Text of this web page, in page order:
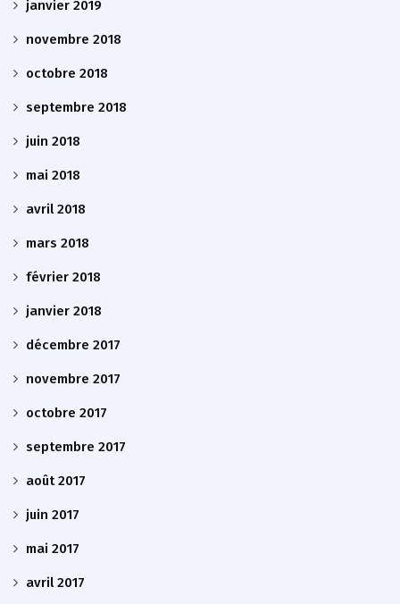
janvier 2019
novembre 2018
octobre 2018
septembre 2018
juin 2018
mai 2018
avril 2018
mars 2018
février 2018
janvier 2018
décembre 2017
novembre 2017
octobre 2017
septembre 2017
août 2017
juin 2017
mai 2017
avril 2017